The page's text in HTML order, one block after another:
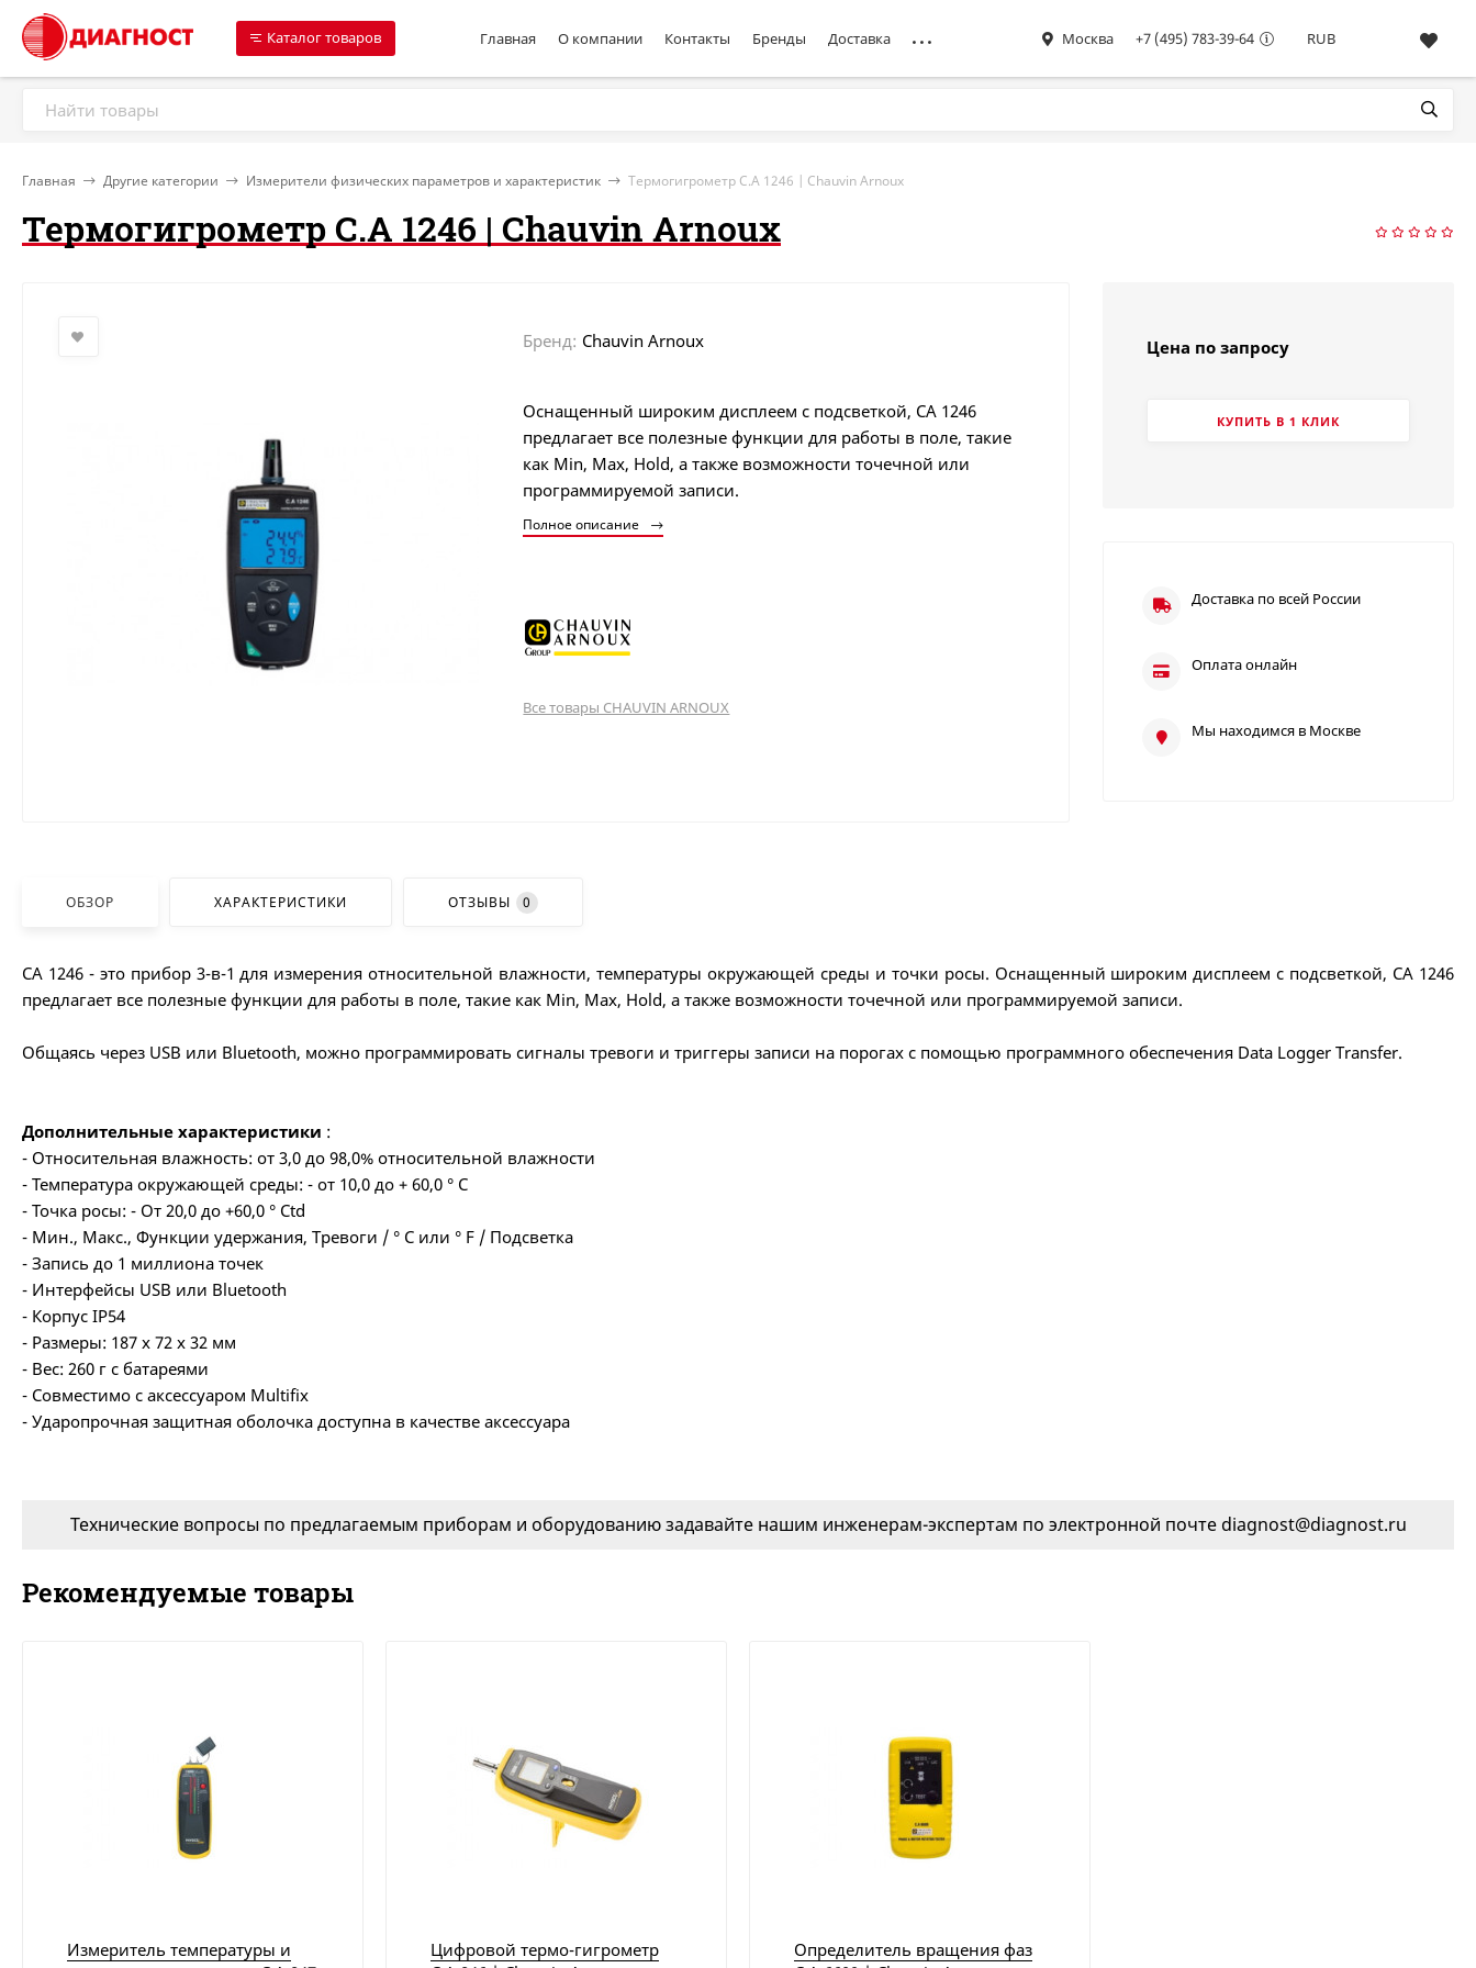
Каталог товаров Главная О компании Контакты Бренды Доставка Москва +7 (495) 783-39-64 RUB
Главная Другие категории Измерители физических параметров и характеристик Термогигрометр C.A 1246 | Chauvin Arnoux
Термогигрометр C.A 1246 | Chauvin Arnoux
Бренд: Chauvin Arnoux
Оснащенный широким дисплеем с подсветкой, CA 1246
предлагает все полезные функции для работы в поле, такие
как Min, Max, Hold, а также возможности точечной или
программируемой записи.
Полное описание
Все товары CHAUVIN ARNOUX
Цена по запросу
КУПИТЬ В 1 КЛИК
Доставка по всей России
Оплата онлайн
Мы находимся в Москве
ОБЗОР ХАРАКТЕРИСТИКИ ОТЗЫВЫ 0
CA 1246 - это прибор 3-в-1 для измерения относительной влажности, температуры окружающей среды и точки росы. Оснащенный широким дисплеем с подсветкой, CA 1246
предлагает все полезные функции для работы в поле, такие как Min, Max, Hold, а также возможности точечной или программируемой записи.
Общаясь через USB или Bluetooth, можно программировать сигналы тревоги и триггеры записи на порогах с помощью программного обеспечения Data Logger Transfer.
Дополнительные характеристики :
- Относительная влажность: от 3,0 до 98,0% относительной влажности
- Температура окружающей среды: - от 10,0 до + 60,0 ° C
- Точка росы: - От 20,0 до +60,0 ° Ctd
- Мин., Макс., Функции удержания, Тревоги / ° C или ° F / Подсветка
- Запись до 1 миллиона точек
- Интерфейсы USB или Bluetooth
- Корпус IP54
- Размеры: 187 x 72 x 32 мм
- Вес: 260 г с батареями
- Совместимо с аксессуаром Multifix
- Ударопрочная защитная оболочка доступна в качестве аксессуара
Технические вопросы по предлагаемым приборам и оборудованию задавайте нашим инженерам-экспертам по электронной почте diagnost@diagnost.ru
Рекомендуемые товары
Измеритель температуры и
Цифровой термо-гигрометр
Определитель вращения фаз